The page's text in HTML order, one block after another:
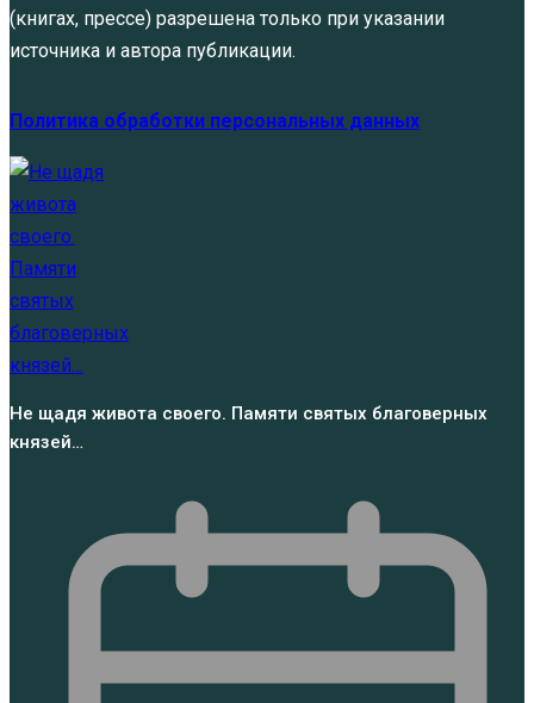
(книгах, прессе) разрешена только при указании
источника и автора публикации.
Политика обработки персональных данных
Не щадя живота своего. Памяти святых благоверных
князей…